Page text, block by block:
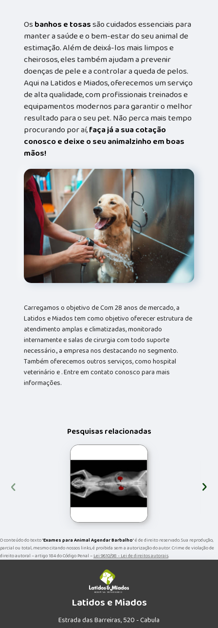
Osbanhos e tosassão cuidados essenciais para
manter a saúde e o bem-estar do seu animal de
estimação. Além de deixá-los mais limpos e
cheirosos, eles também ajudam a prevenir
doenças de pele e a controlar a queda de pelos.
Aqui na Latidos e Miados, oferecemos um serviço
de alta qualidade, com profissionais treinados e
equipamentos modernos para garantir o melhor
resultado para o seu pet. Não perca mais tempo
procurando por aí,faça já a sua cotação
conosco e deixe o seu animalzinho em boas
mãos!
Carregamos o objetivo de Com 28 anos de mercado, a
Latidos e Miados tem como objetivo oferecer estrutura de
atendimento amplas e climatizadas, monitorado
internamente e salas de cirurgia com todo suporte
necessário., a empresa nos destacando no segmento.
Também oferecemos outros serviços, como hospital
veterinário e . Entre em contato conosco para mais
informações.
Pesquisas relacionadas
‹ ›
O conteúdo do texto "Exames para Animal Agendar Barbalho" é de direito reservado. Sua reprodução,
parcial ou total, mesmo citando nossos links, é proibida sem a autorização do autor. Crime de violação de
direito autoral – artigo 184 do Código Penal –Lei 9610/98 - Lei de direitos autorais.
Latidos e Miados
Estrada das Barreiras, 520 - Cabula